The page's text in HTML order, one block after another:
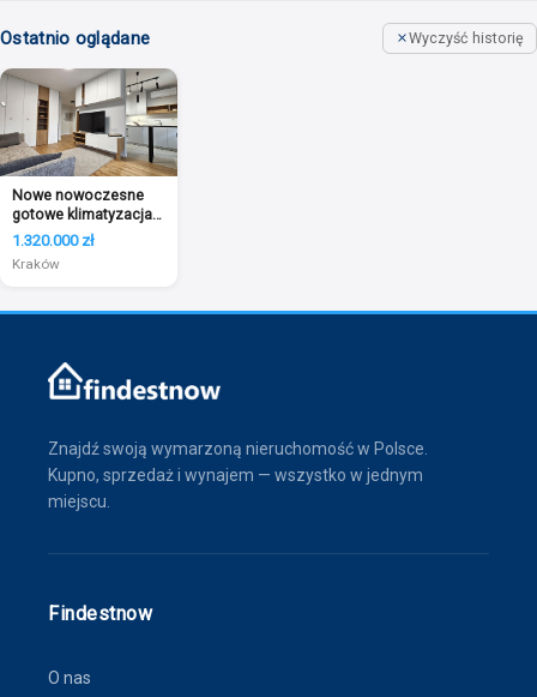
Ostatnio oglądane Wyczyść historię
Nowe nowoczesne
gotowe klimatyzacja
bez2%pcc garaż
1.320.000 zł
Kraków
Znajdź swoją wymarzoną nieruchomość w Polsce.
Kupno, sprzedaż i wynajem — wszystko w jednym
miejscu.
Findestnow
O nas